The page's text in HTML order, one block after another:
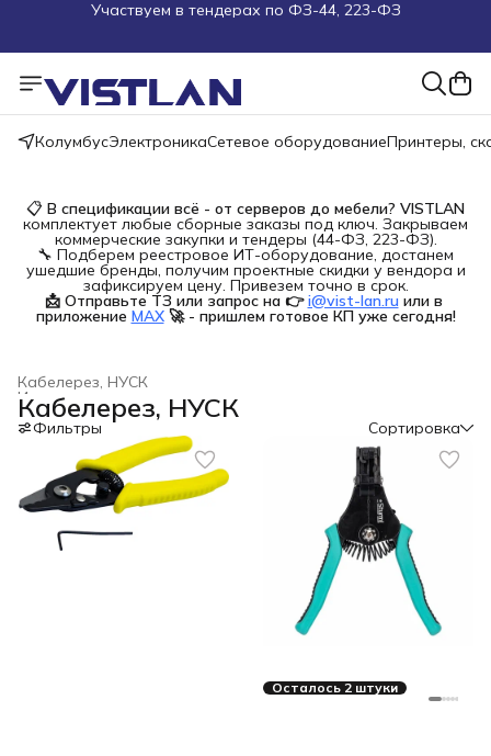
Пуско-наладочные работы
Пришлите запрос на e-mail или в чат
КолумбусЭлектроникаСетевое оборудованиеПринтеры,
📋 В спецификации всё - от серверов до мебели? VISTLAN
комплектует любые сборные заказы под ключ. Закрываем
коммерческие закупки и тендеры (44-ФЗ, 223-ФЗ).
🔧 Подберем реестровое ИТ-оборудование, достанем
ушедшие бренды, получим проектные скидки у вендора и
зафиксируем цену. Привезем точно в срок.
📩 Отправьте ТЗ или запрос на 👉 i@vist-lan.ru или в
приложение MAX 🚀 - пришлем готовое КП уже сегодня!
Кабелерез, НУСК
Инструменты для ремонта и строительства
Строительство и ремонт
Главная ›
Кабелерез, НУСК
Фильтры Сортировка
Осталось 2 штуки